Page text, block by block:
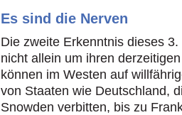
Es sind die Nerven
Die zweite Erkenntnis dieses
nicht allein um ihren
können im Westen auf
von Staaten wie Deutschland,
Snowden verbitten, bis zu